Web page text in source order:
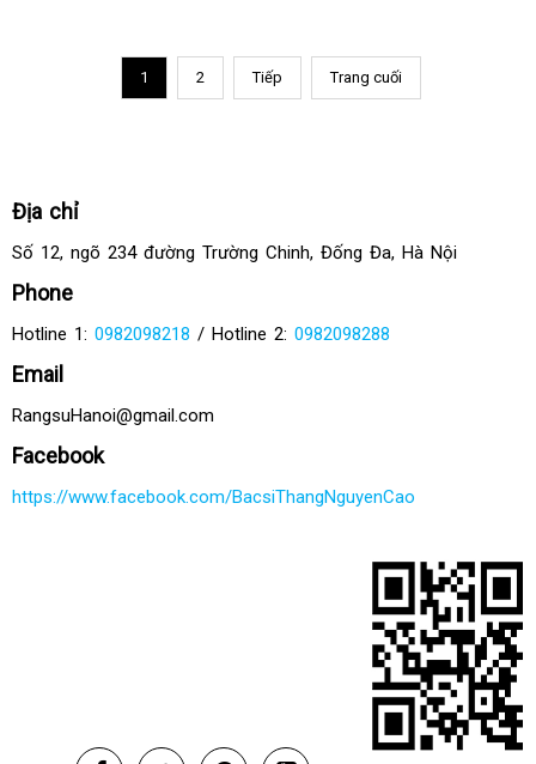
1 2 Tiếp Trang cuối
Địa chỉ
Số 12, ngõ 234 đường Trường Chinh, Đống Đa, Hà Nội
Phone
Hotline 1: 0982098218 / Hotline 2: 0982098288
Email
RangsuHanoi@gmail.com
Facebook
https://www.facebook.com/BacsiThangNguyenCao